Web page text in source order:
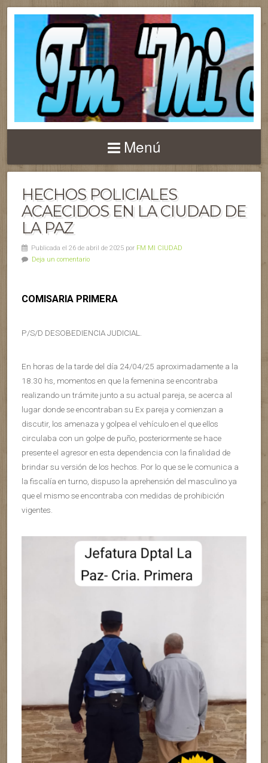
Menú
HECHOS POLICIALES
ACAECIDOS EN LA CIUDAD DE
LA PAZ
Publicada el 26 de abril de 2025 por FM MI CIUDAD
Deja un comentario
COMISARIA PRIMERA
P/S/D DESOBEDIENCIA JUDICIAL.
En horas de la tarde del día 24/04/25 aproximadamente a la
18.30 hs, momentos en que la femenina se encontraba
realizando un trámite junto a su actual pareja, se acerca al
lugar donde se encontraban su Ex pareja y comienzan a
discutir, los amenaza y golpea el vehículo en el que ellos
circulaba con un golpe de puño, posteriormente se hace
presente el agresor en esta dependencia con la finalidad de
brindar su versión de los hechos. Por lo que se le comunica a
la fiscalía en turno, dispuso la aprehensión del masculino ya
que el mismo se encontraba con medidas de prohibición
vigentes.